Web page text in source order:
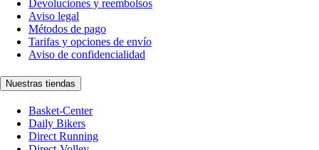
Devoluciones y reembolsos
Aviso legal
Métodos de pago
Tarifas y opciones de envío
Aviso de confidencialidad
Nuestras tiendas
Basket-Center
Daily Bikers
Direct Running